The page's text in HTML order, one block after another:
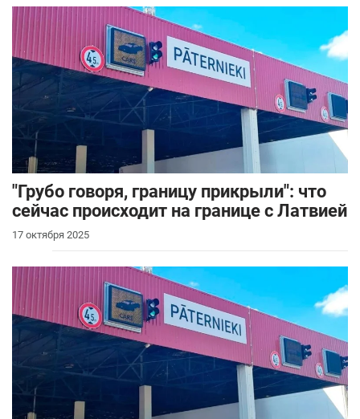
"Грубо говоря, границу прикрыли": что
сейчас происходит на границе с Латвией
17 октября 2025